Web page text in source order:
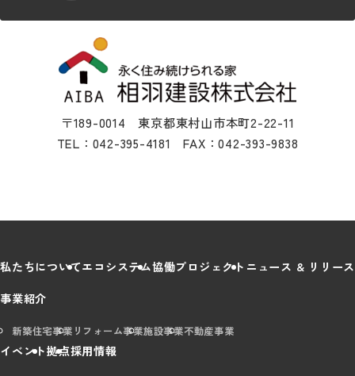
〒189-0014 東京都東村山市本町2-22-11
TEL：042-395-4181 FAX：042-393-9838
私たちについてエコシステム協働プロジェクト ニュース & リリース
事業紹介
新築住宅事業 リフォーム事業施設事業不動産事業
イベント拠点採用情報